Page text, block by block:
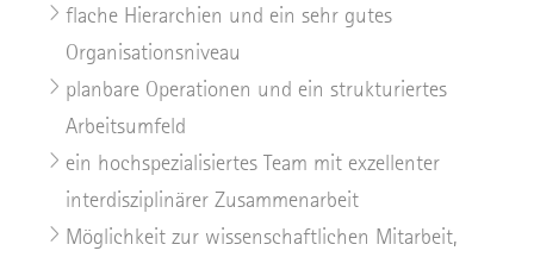
flache Hierarchien und ein sehr gutes
Organisationsniveau
planbare Operationen und ein strukturiertes
Arbeitsumfeld
ein hochspezialisiertes Team mit exzellenter
interdisziplinärer Zusammenarbeit
Möglichkeit zur wissenschaftlichen Mitarbeit,